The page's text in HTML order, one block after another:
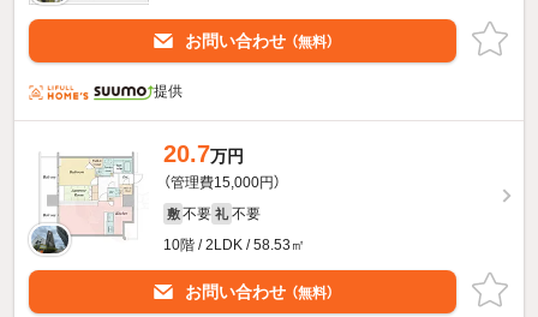
お問い合わせ （無料）
提供
20.7万円
（管理費15,000円）
敷 不要 礼 不要
10階 / 2LDK / 58.53㎡
お問い合わせ （無料）